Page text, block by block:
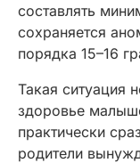
составлять
сохраняется
порядка 15–16
Такая ситуация
здоровье
практически
родители